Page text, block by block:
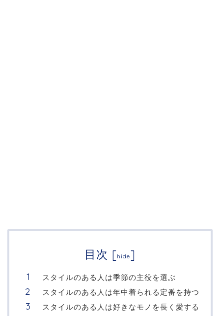
目次 [hide]
スタイルのある人は季節の主役を選ぶ
スタイルのある人は年中着られる定番を持つ
スタイルのある人は好きなモノを長く愛する